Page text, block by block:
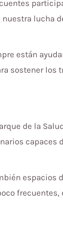
lucha
están
sostener los
de la
capaces
espacios